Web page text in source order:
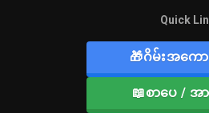
Quick
🎁ဂိမ်းအကေ
📖စာပေ / အ